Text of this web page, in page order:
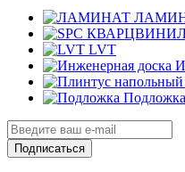
LVT
Подложка
Подписаться